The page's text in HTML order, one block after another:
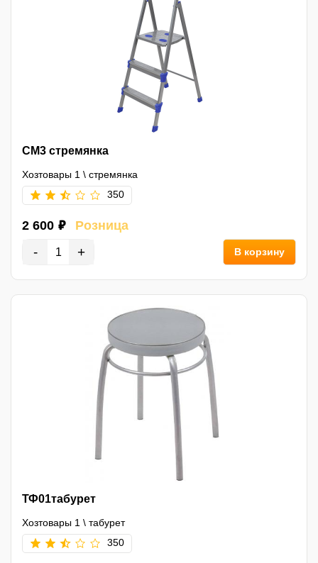
СМ3 стремянка
Хозтовары 1 \ стремянка
350
2 600 ₽ Розница
- + В корзину
ТФ01табурет
Хозтовары 1 \ табурет
350